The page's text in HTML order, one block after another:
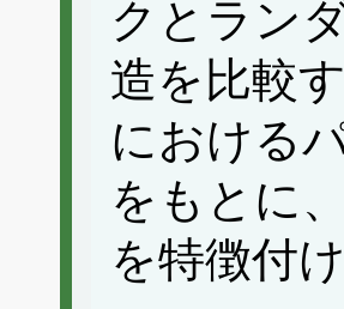
クとラン
造を比較
における
をもとに
を特徴付